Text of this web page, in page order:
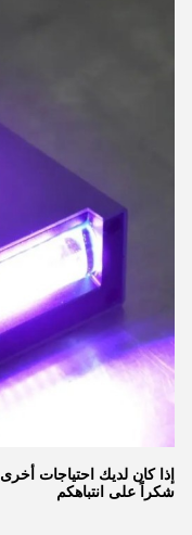
إذا كان لديك احتياجات
شكراً على انتباهكم